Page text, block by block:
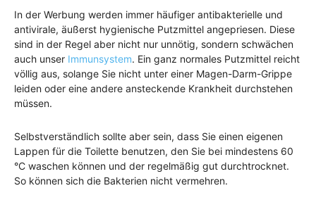
In der Werbung werden immer häufiger antibakterielle und
antivirale, äußerst hygienische Putzmittel angepriesen. Diese
sind in der Regel aber nicht nur unnötig, sondern schwächen
auch unser Immunsystem. Ein ganz normales Putzmittel reicht
völlig aus, solange Sie nicht unter einer Magen-Darm-Grippe
leiden oder eine andere ansteckende Krankheit durchstehen
müssen.
Selbstverständlich sollte aber sein, dass Sie einen eigenen
Lappen für die Toilette benutzen, den Sie bei mindestens 60
°C waschen können und der regelmäßig gut durchtrocknet.
So können sich die Bakterien nicht vermehren.